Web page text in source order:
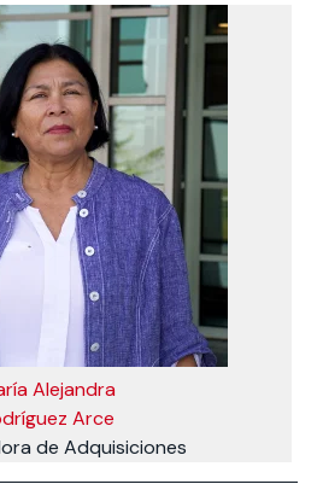
Alejandra
Arce
de Adquisiciones